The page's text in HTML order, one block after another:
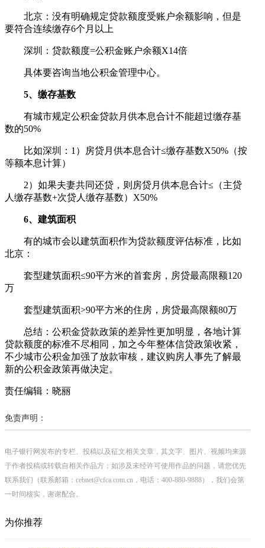
北京：没有明确规定贷款额度受账户余额影响，但是
要符合连续缴存6个月以上
深圳：贷款额度=公积金账户余额X14倍
具体要咨询当地公积金管理中心。
5、缴存基数
有城市规定公积金贷款月供本息合计不能超过缴存基
数的50%
比如深圳：1）房贷月供本息合计≤缴存基数X50%（按
等额本息计算）
2）如果夫妻共同还贷，则房贷月供本息合计≤（主贷
人缴存基数+次贷人缴存基数）X50%
6、建筑面积
有的城市会以建筑面积作为贷款额度评估标准，比如
北京：
套型建筑面积≤90平方米的首套房，房贷最高限额120
万
套型建筑面积>90平方米的住房，房贷最高限额80万
总结：公积金贷款政策的差异性更加明显，各地计算
贷款额度的标准不尽相同，加之今年整体信贷政策收紧，
不少城市公积金加强了放款审核，建议购房人事先了解最
新的公积金政策再做决定。
责任编辑：晓丽
免责声明：
电子银行网发布的专栏、投稿以及征文相关文章，其文字、图片、视频均来源
于作者投稿或转载自相关作品方；如涉及未经许可使用作品的问题，请您优先
联系我们（联系邮箱：cebnet@cfca.com.cn，电话：400-880-9888），我们会第
一时间核实，谢谢配合。
为你推荐